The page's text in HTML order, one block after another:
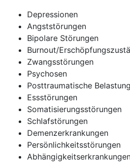
Depressionen
Angststörungen
Bipolare Störungen
Burnout/
Zwangsstörungen
Psychosen
Posttraumatische
Essstörungen
Somatisierungsstörungen
Schlafstörungen
Demenzerkrankungen
Persönlichkeitsstörungen